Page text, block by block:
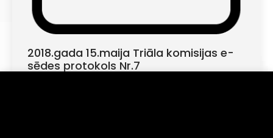
2018.gada 15.maija Triāla komisijas e-
sēdes protokols Nr.7